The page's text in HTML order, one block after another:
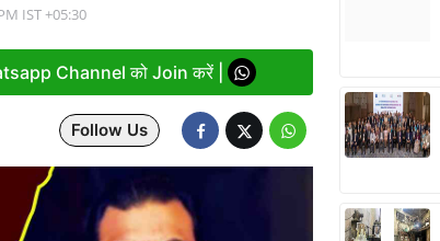
IST +05:30
Channel को Join करें |
Follow Us